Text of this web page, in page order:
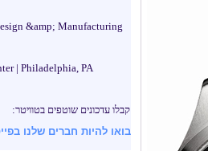
&amp; Manufacturing
| Philadelphia, PA.
קבלו עדכונים שוטפים בטוויטר:
בואו להיות חברים שלנו